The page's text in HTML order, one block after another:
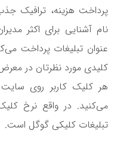
پرداخت هزینه، ترافیک
نام آشنایی برای اکثر
عنوان تبلیغات پرداخت
کلیدی مورد نظرتان در
هر کلیک کاربر روی
می‌کنید. در واقع نرخ
تبلیغات کلیکی گوگل است.